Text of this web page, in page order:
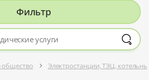
Фильтр
общество Электростанции, ТЭЦ,